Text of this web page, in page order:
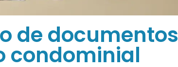
de documentos
condominial